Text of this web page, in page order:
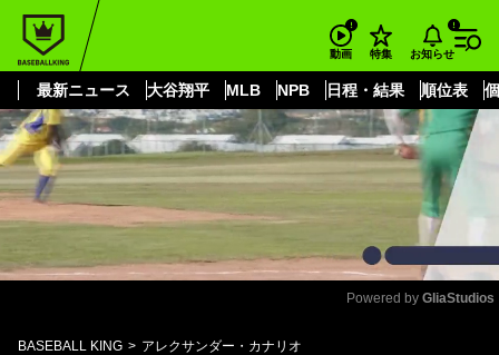
動画 特集 お知らせ
最新ニュース 大谷翔平 MLB NPB 日程・結果 順位表
もっと見る
Powered by GliaStudios
BASEBALL KING アレクサンダー・カナリオ